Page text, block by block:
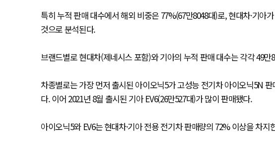
특히 누적 판매 대수에서 해외 비중은 77%(67만8048대)로, 현대차·기아
것으로 분석된다.
브랜드별로 현대차(제네시스 포함)와 기아의 누적 판매 대수는 각각 49만
차종별로는 가장 먼저 출시된 아이오닉5가 고성능 전기차 아이오닉5N
다. 이어 2021년 8월 출시된 기아 EV6(26만527대)가 많이 판매됐다.
아이오닉5와 EV6는 현대차·기아 전용 전기차 판매량의 72% 이상을 차지